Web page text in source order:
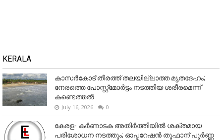
KERALA
കാസർകോട് തീരത്ത് തലയില്ലാത്ത മൃതദേഹം;
നേരത്തെ പോസ്റ്റ്‌മോർട്ടം നടത്തിയ ശരീരമെന്ന്
കണ്ടെത്തൽ
July 16, 2026 0
കേരള- കർണാടക അതിർത്തിയിൽ ശക്തമായ
പരിശോധന നടത്തും; ഓപ്പറേഷൻ തൂഫാന് പൂർണ്ണ